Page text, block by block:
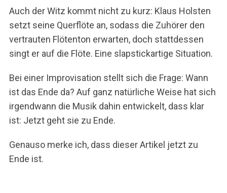
Auch der Witz kommt nicht zu kurz: Klaus Holsten
setzt seine Querflöte an, sodass die Zuhörer den
vertrauten Flötenton erwarten, doch stattdessen
singt er auf die Flöte. Eine slapstickartige Situation.
Bei einer Improvisation stellt sich die Frage: Wann
ist das Ende da? Auf ganz natürliche Weise hat sich
irgendwann die Musik dahin entwickelt, dass klar
ist: Jetzt geht sie zu Ende.
Genauso merke ich, dass dieser Artikel jetzt zu
Ende ist.